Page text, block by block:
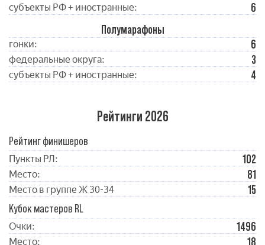
субъекты РФ + иностранные:
6
Полумарафоны
гонки: 6
федеральные округа: 3
субъекты РФ + иностранные: 4
Рейтинги 2026
Рейтинг финишеров
Пункты РЛ: 102
Место: 81
Место в группе Ж 30-34
15
Кубок мастеров RL
Очки: 1496
Место:
18